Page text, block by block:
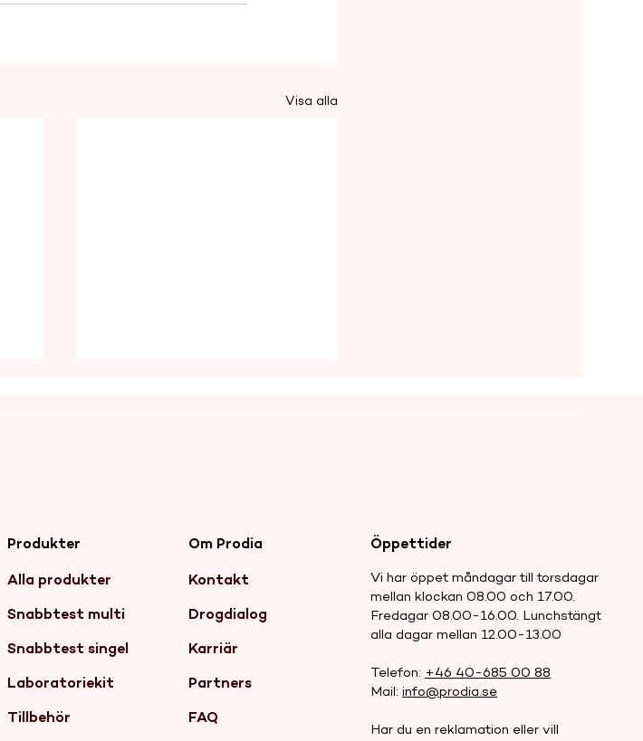
Visa alla
Drogtrender 2024: Kraftig
Amfetamin
Om Prodia
Kontakt
Drogdialog
Karriär
Partners
FAQ
Produkter
Alla produkter
Snabbtest multi
Snabbtest singel
Laboratoriekit
Tillbehör
Öppettider
Vi har öppet måndagar till torsdagar
mellan klockan 08.00 och 17.00.
Fredagar 08.00-16.00. Lunchstängt
alla dagar mellan 12.00-13.00
Telefon: +46 40-685 00 88
Mail:info@prodia.se
Har du en reklamation eller vill